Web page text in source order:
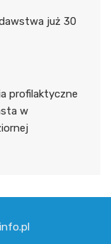
już 30
profilaktyczne
w